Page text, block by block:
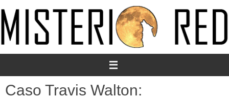
al
contenido
Caso Travis Walton: